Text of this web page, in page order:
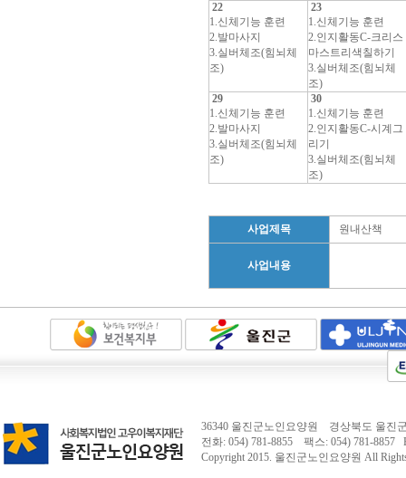
22
1.신체기능 훈련
2.발마사지
3.실버체조(힘뇌체
조)
23
1.신체기능 훈련
2.인지활동C-크리스
마스트리색칠하기
3.실버체조(힘뇌체
조)
29
1.신체기능 훈련
2.발마사지
3.실버체조(힘뇌체
조)
30
1.신체기능 훈련
2.인지활동C-시계그
리기
3.실버체조(힘뇌체
조)
사업제목 원내산책
사업내용
36340 울진군노인요양원 경상북도 울진
전화: 054) 781-8855 팩스: 054) 781-8857
Copyright 2015. 울진군노인요양원 All